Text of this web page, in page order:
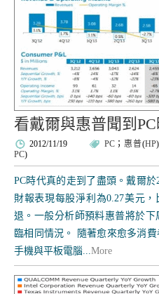
看戴爾與惠普聞到
2012/11/19 PC ； 惠普(HP
PC)
PC時代真的走到了盡頭。戴爾
財報表現每股淨利為0.27美元
退。一般分析師預料惠普將於下
臨相同情況。 隨著愈來愈多消
手機與平板電腦...More